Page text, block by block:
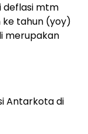
deflasi mtm
ke tahun (yoy)
merupakan
Antarkota di